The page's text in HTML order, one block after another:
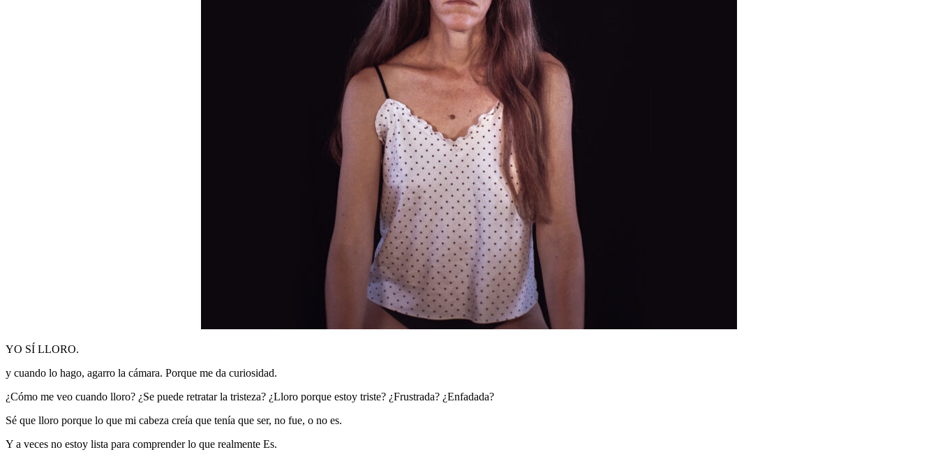
YO SÍ LLORO.
y cuando lo hago, agarro la cámara. Porque me da curiosidad.
¿Cómo me veo cuando lloro? ¿Se puede retratar la tristeza? ¿Lloro porque estoy triste? ¿Frustrada? ¿Enfadada?
Sé que lloro porque lo que mi cabeza creía que tenía que ser, no fue, o no es.
Y a veces no estoy lista para comprender lo que realmente Es.